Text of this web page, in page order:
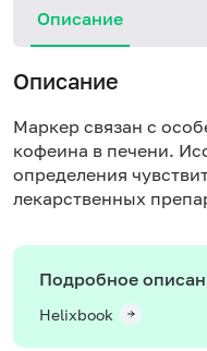
Описание
Описание
Маркер связан с
кофеина в печени.
определения
лекарственных
Подробное
Helixbook